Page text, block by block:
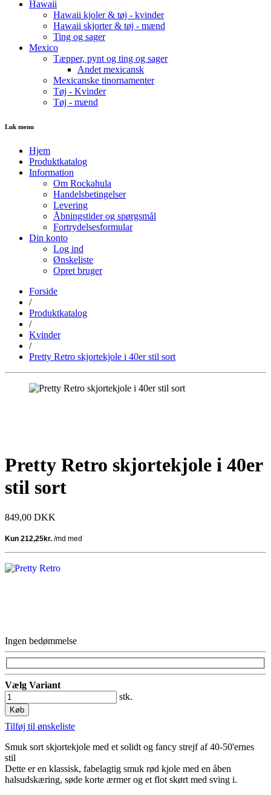
Hawaii
Hawaii kjoler & tøj - kvinder
Hawaii skjorter & tøj - mænd
Ting og sager
Mexico
Tæpper, pynt og ting og sager
Andet mexicansk
Mexicanske tinornamenter
Tøj - Kvinder
Tøj - mænd
Luk menu
Hjem
Produktkatalog
Information
Om Rockahula
Handelsbetingelser
Levering
Åbningstider og spørgsmål
Fortrydelsesformular
Din konto
Log ind
Ønskeliste
Opret bruger
Forside
/
Produktkatalog
/
Kvinder
/
Pretty Retro skjortekjole i 40er stil sort
Pretty Retro skjortekjole i 40er
stil sort
849,00 DKK
Ingen bedømmelse
Vælg Variant
stk.
Køb
Tilføj til ønskeliste
Smuk sort skjortekjole med et solidt og fancy strejf af 40-50'ernes
stil
Dette er en klassisk, fabelagtig smuk rød kjole med en åben
halsudskæring, søde korte ærmer og et flot skørt med sving i.